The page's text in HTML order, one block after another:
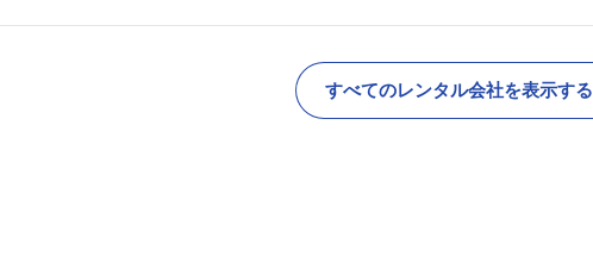
すべてのレンタル会社を表示する